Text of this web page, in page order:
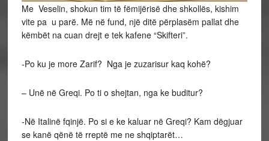
Me Veselin, shokun tim të fëmijërisë dhe shkollës, kishim
vite pa u parë. Më në fund, një ditë përplasëm pallat dhe
këmbët na cuan drejt e tek kafene “Skifteri”.
-Po ku je more Zarif? Nga je zuzarisur kaq kohë?
– Unë në Greqi. Po ti o shejtan, nga ke buditur?
-Në Italinë fqinjë. Po si e ke kaluar në Greqi? Kam dëgjuar
se kanë qënë të rreptë me ne shqiptarët…